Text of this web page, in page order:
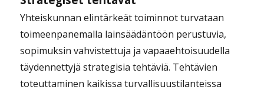
Yhteiskunnan elintärkeät toiminnot turvataan
toimeenpanemalla lainsäädäntöön perustuvia,
sopimuksin vahvistettuja ja vapaaehtoisuudella
täydennettyjä strategisia tehtäviä. Tehtävien
toteuttaminen kaikissa turvallisuustilanteissa